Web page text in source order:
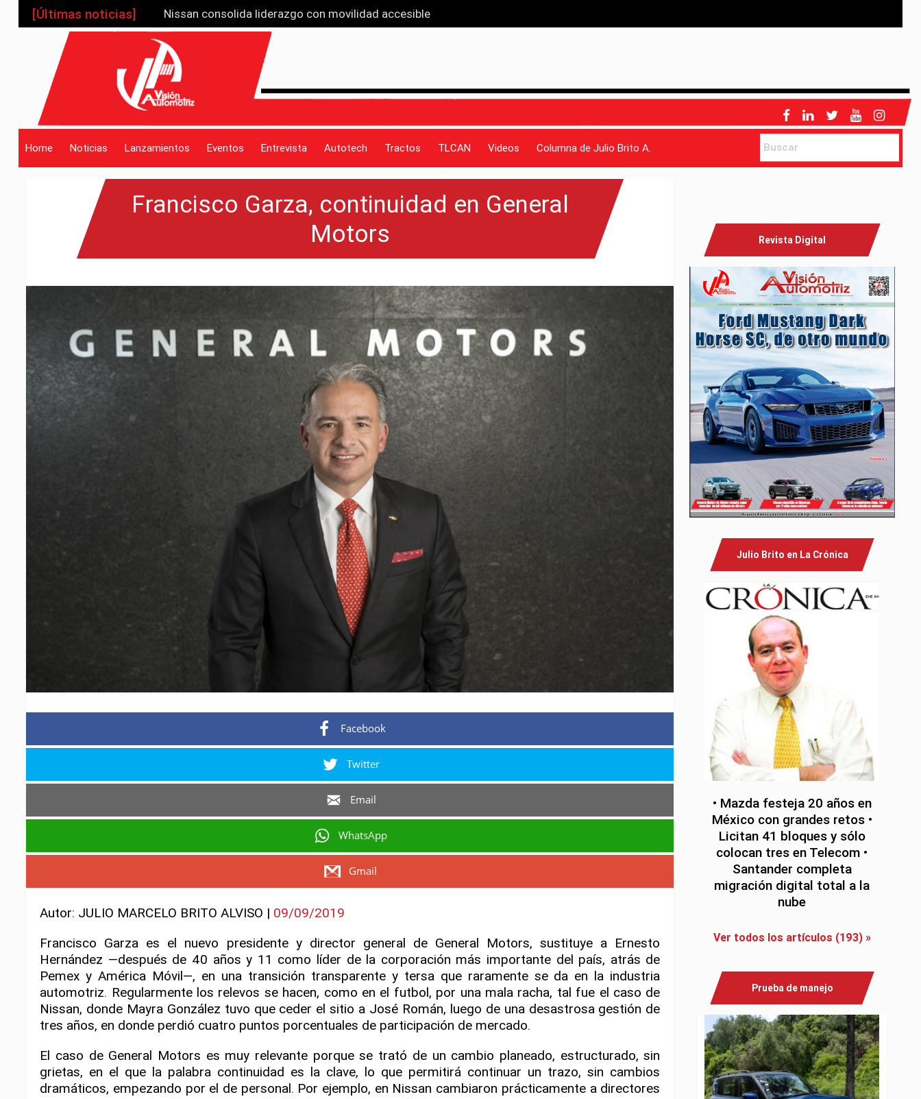
[Últimas noticias]
Toyota Sienna 2025: la minivan que entiende a las familias
Kia K4 Sportswagon eleva diseño y funcionalidad
JETOUR G700, gira sobre su propio eje
Mitsubishi de México logra récord en ventas: Ah-Kin Vázquez
Nissan consolida liderazgo con movilidad accesible
Home Noticias Lanzamientos Eventos Entrevista Autotech Tractos TLCAN Videos Columna de Julio Brito A.
Francisco Garza, continuidad en General
Motors
Facebook
Twitter
Email
WhatsApp
Gmail
Autor: JULIO MARCELO BRITO ALVISO | 09/09/2019
Francisco Garza es el nuevo presidente y director general de General Motors, sustituye a Ernesto
Hernández —después de 40 años y 11 como líder de la corporación más importante del país, atrás de
Pemex y América Móvil—, en una transición transparente y tersa que raramente se da en la industria
automotriz. Regularmente los relevos se hacen, como en el futbol, por una mala racha, tal fue el caso de
Nissan, donde Mayra González tuvo que ceder el sitio a José Román, luego de una desastrosa gestión de
tres años, en donde perdió cuatro puntos porcentuales de participación de mercado.
El caso de General Motors es muy relevante porque se trató de un cambio planeado, estructurado, sin
grietas, en el que la palabra continuidad es la clave, lo que permitirá continuar un trazo, sin cambios
dramáticos, empezando por el de personal. Por ejemplo, en Nissan cambiaron prácticamente a directores
Revista Digital
Julio Brito en La Crónica
• Mazda festeja 20 años en
México con grandes retos •
Licitan 41 bloques y sólo
colocan tres en Telecom •
Santander completa
migración digital total a la
nube
Ver todos los artículos (193) »
Prueba de manejo